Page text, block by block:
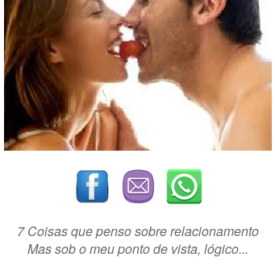
7 Coisas que penso sobre relacionamento
Mas sob o meu ponto de vista, lógico...